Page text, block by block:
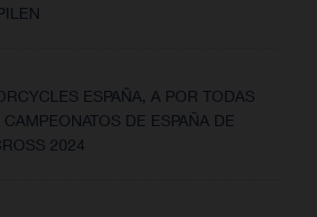
ESPAÑA, A POR TODAS
DE ESPAÑA DE
2024